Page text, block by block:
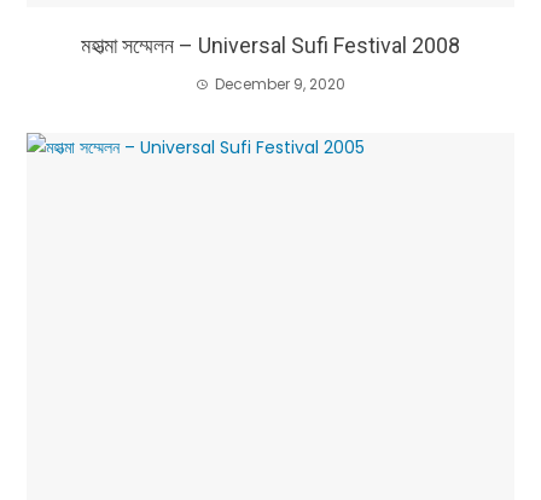
মহাত্মা সম্মেলন – Universal Sufi Festival 2008
December 9, 2020